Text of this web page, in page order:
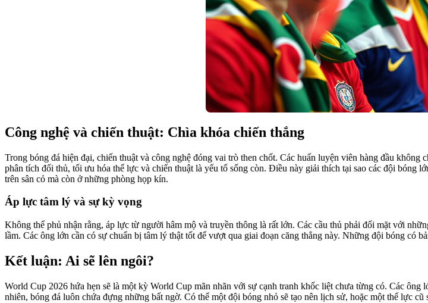
Công nghệ và chiến thuật: Chìa khóa chiến thắng
Trong bóng đá hiện đại, chiến thuật và công nghệ đóng vai trò then chốt. Các huấn luyện viên hàng đầu
phân tích đối thủ, tối ưu hóa thể lực và chiến thuật là yếu tố sống còn. Điều này giải thích tại sao các đội bóng
trên sân cỏ mà còn ở những phòng họp kín.
Áp lực tâm lý và sự kỳ vọng
Không thể phủ nhận rằng, áp lực từ người hâm mộ và truyền thông là rất lớn. Các cầu thủ phải đối mặt với
lầm. Các ông lớn cần có sự chuẩn bị tâm lý thật tốt để vượt qua giai đoạn căng thẳng này. Những đội bóng có
Kết luận: Ai sẽ lên ngôi?
World Cup 2026 hứa hẹn sẽ là một kỳ World Cup mãn nhãn với sự cạnh tranh khốc liệt chưa từng có. Các
nhiên, bóng đá luôn chứa đựng những bất ngờ. Có thể một đội bóng nhỏ sẽ tạo nên lịch sử, hoặc một thế lực